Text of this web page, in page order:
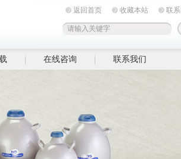
返回首页 收藏本站 联
在线咨询 联系我们